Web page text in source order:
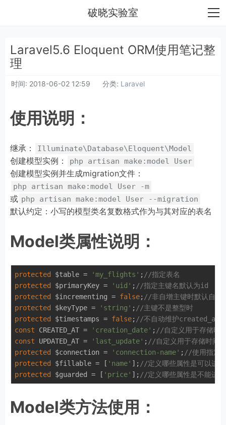
破晓实验室
Laravel5.6 Eloquent ORM使用笔记整
理
时间: 2018-06-02 12:59 分类: Laravel
使用说明：
继承： Illuminate\Database\Eloquent\Model
创建模型实例： php artisan make:model User
创建模型实例并生成migration文件：
php artisan make:model User -m
或 php artisan make:model User --migration
默认约定：小写的模型类名复数格式作为与其对应的表名
Model类属性说明：
protected $table = 'my_flights' ; //指定表名
protected
$primaryKey = 'uid' ; //指定主键名默认为id
protected
$incrementing = false; //非自增主键时默认自增
protected
$keyType = 'string' ; //主键不是整型时
protected
$timestamps = false; //不自动维护created_at
const CREATED_AT = 'creation_date' ; //自定义用于存储时
const UPDATED_AT = 'last_update' ; //自定义用于存储时间
protected
$connection = 'connection-name' ; //使用指定
protected
$fillable = [ 'name' ]; //定义哪些属性是可以进
protected
$guarded = [ 'price' ]; //定义哪些属性是不能进
Model类方法使用：